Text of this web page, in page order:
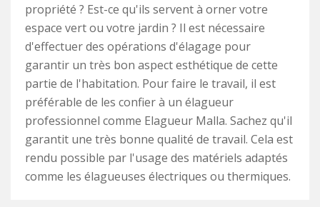
propriété ? Est-ce qu'ils servent à orner votre
espace vert ou votre jardin ? Il est nécessaire
d'effectuer des opérations d'élagage pour
garantir un très bon aspect esthétique de cette
partie de l'habitation. Pour faire le travail, il est
préférable de les confier à un élagueur
professionnel comme Elagueur Malla. Sachez qu'il
garantit une très bonne qualité de travail. Cela est
rendu possible par l'usage des matériels adaptés
comme les élagueuses électriques ou thermiques.